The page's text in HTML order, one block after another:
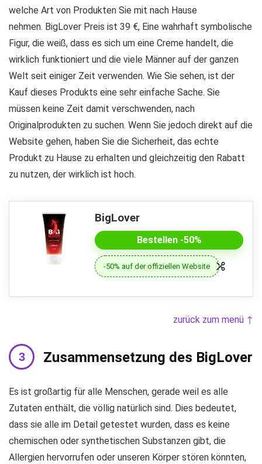
welche Art von Produkten Sie mit nach Hause
nehmen. BigLover Preis ist 39 €, Eine wahrhaft symbolische
Figur, die weiß, dass es sich um eine Creme handelt, die
wirklich funktioniert und die viele Männer auf der ganzen
Welt seit einiger Zeit verwenden. Wie Sie sehen, ist der
Kauf dieses Produkts eine sehr einfache Sache. Sie
müssen keine Zeit damit verschwenden, nach
Originalprodukten zu suchen. Wenn Sie jedoch direkt auf die
Website gehen, haben Sie die Sicherheit, das echte
Produkt zu Hause zu erhalten und gleichzeitig den Rabatt
zu nutzen, der wirklich ist hoch.
BigLover
Bestellen -50%
-50% auf der offiziellen Website
zurück zum menü ↑
Zusammensetzung des BigLover
Es ist großartig für alle Menschen, gerade weil es alle
Zutaten enthält, die völlig natürlich sind. Dies bedeutet,
dass sie alle im Detail getestet wurden, dass es keine
chemischen oder synthetischen Substanzen gibt, die
Allergien hervorrufen oder unseren Körper stören könnten,